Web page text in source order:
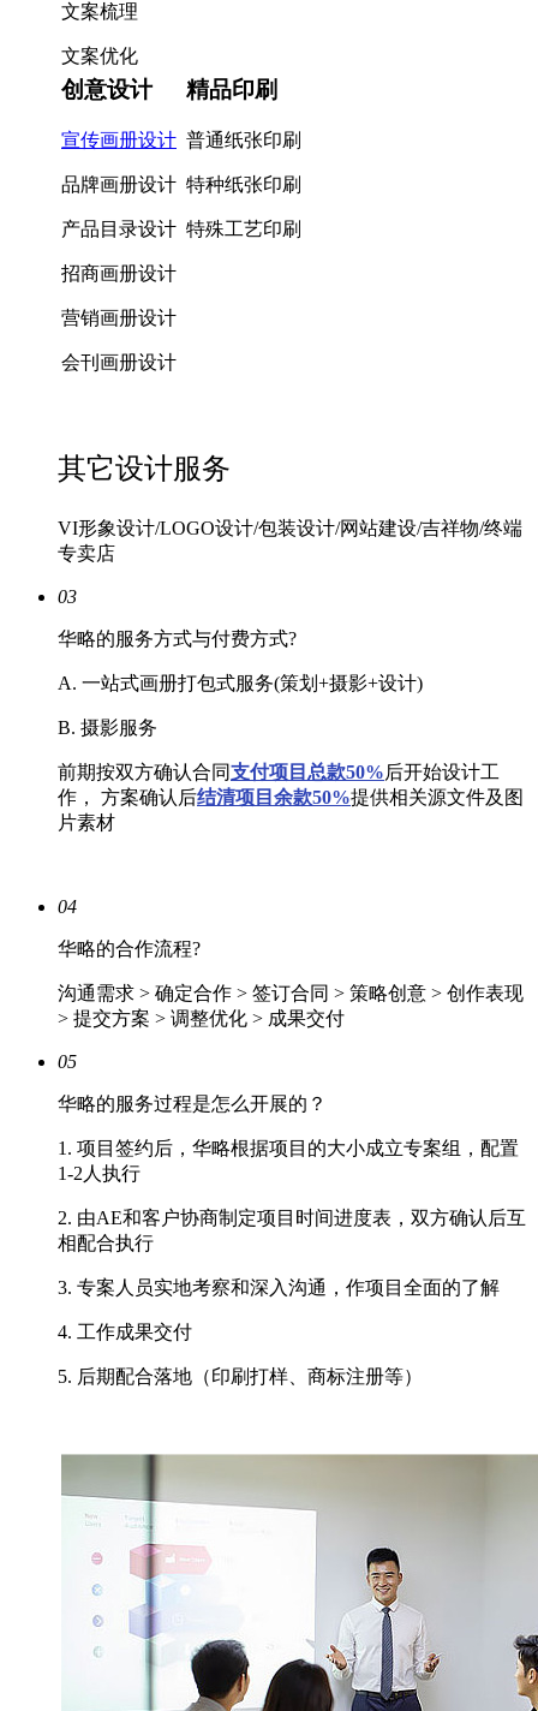
文案梳理
文案优化
创意设计
宣传画册设计
品牌画册设计
产品目录设计
招商画册设计
营销画册设计
会刊画册设计
精品印刷
普通纸张印刷
特种纸张印刷
特殊工艺印刷
其它设计服务
VI形象设计/LOGO设计/包装设计/网站建设/吉祥物/终端
专卖店
03
华略的服务方式与付费方式?
A. 一站式画册打包式服务(策划+摄影+设计)
B. 摄影服务
前期按双方确认合同支付项目总款50%后开始设计工
作， 方案确认后结清项目余款50%提供相关源文件及图
片素材
04
华略的合作流程?
沟通需求 > 确定合作 > 签订合同 > 策略创意 > 创作表现
> 提交方案 > 调整优化 > 成果交付
05
华略的服务过程是怎么开展的？
1. 项目签约后，华略根据项目的大小成立专案组，配置
1-2人执行
2. 由AE和客户协商制定项目时间进度表，双方确认后互
相配合执行
3. 专案人员实地考察和深入沟通，作项目全面的了解
4. 工作成果交付
5. 后期配合落地（印刷打样、商标注册等）